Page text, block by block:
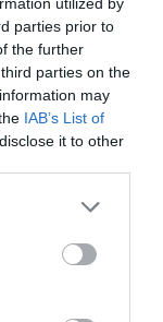
parties prior to
the further
parties on the
may
IAB’s List of
it to other
no hi ha
són les
d'actualitat